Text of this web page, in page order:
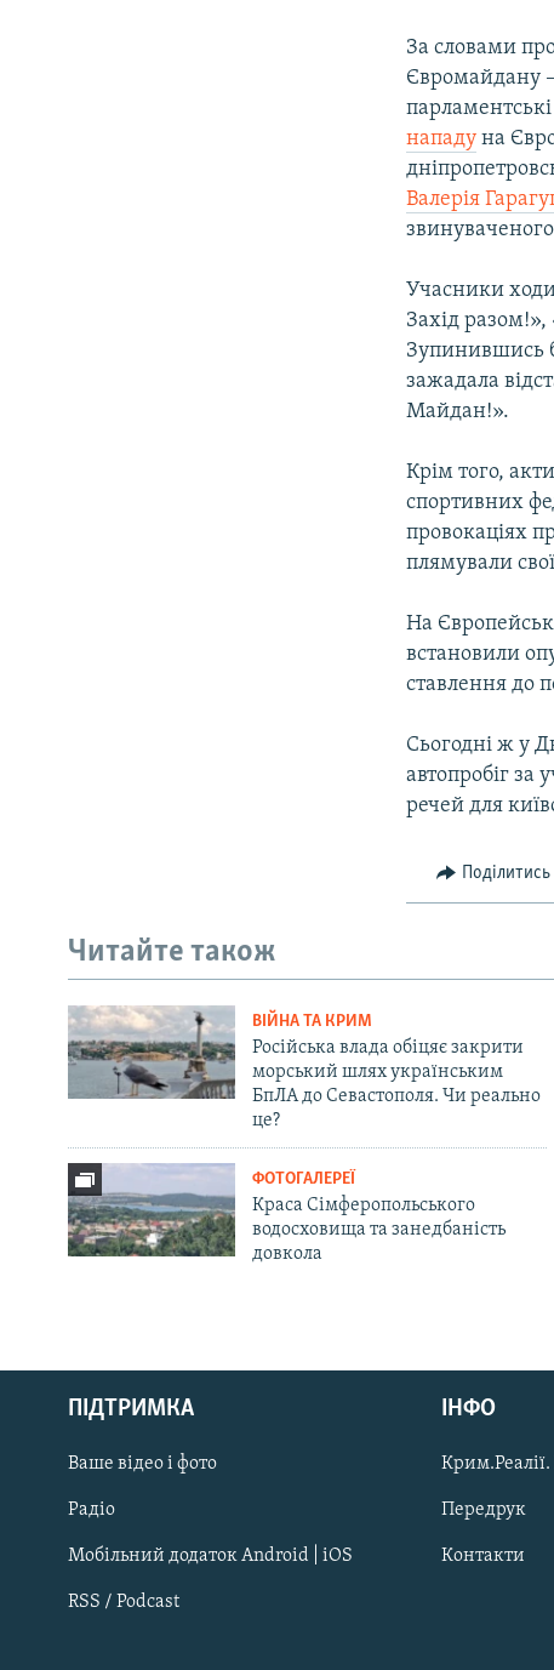
Русский
Qırımtatar
ДОЛУЧАЙСЯ!
За словами
Євромайдану –
нападу на
Валерія
звинуваченого
Учасники
Захід разом!»,
Зупинившись
зажадала
Майдан!».
Крім того,
спортивних
провокаціях
плямували
На
встановили
ставлення до
Сьогодні ж у
автопробіг за
речей для
Поділитись
Читайте також
ВІЙНА ТА КРИМ
Російська влада обіцяє закрити
морський шлях українським
БпЛА до Севастополя. Чи реально
це?
ФОТОГАЛЕРЕЇ
Краса Сімферопольського
водосховища та занедбаність
довкола
ПІДТРИМКА
Ваше відео і фото
Радіо
Мобільний додаток Android | iOS
RSS / Podcast
ІНФО
Передрук
Контакти